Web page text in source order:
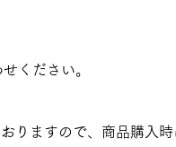
ください。
ので、商品購入時に